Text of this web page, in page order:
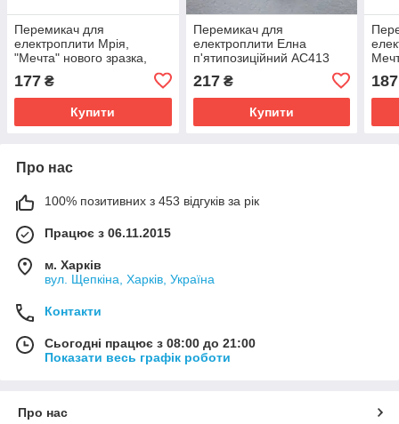
Перемикач для
електроплити Мрія,
"Мечта" нового зразка,
177 ₴
Купити
Перемикач для
електроплити Елна
п'ятипозиційний AC413
217₴
Купити
187
Про нас
100% позитивних з 453 відгуків за рік
Працює з 06.11.2015
м. Харків
вул. Щепкіна, Харків, Україна
Контакти
Сьогодні працює з 08:00 до 21:00
Показати весь графік роботи
Про нас